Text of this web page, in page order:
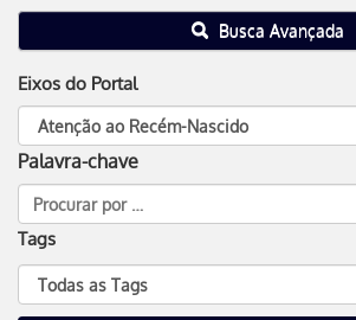
Busca Avançada
Eixos do Portal
Palavra-chave
Tags